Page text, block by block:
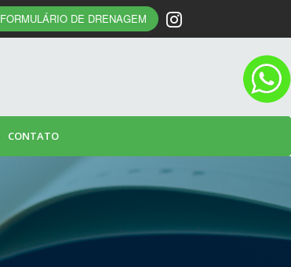
FORMULÁRIO DE DRENAGEM
CONTATO